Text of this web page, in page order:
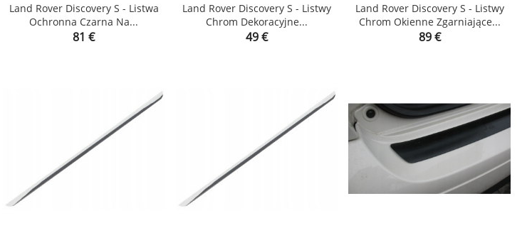
Land Rover Discovery S - Listwa
Ochronna Czarna Na...
Price
81 €
Land Rover Discovery S - Listwy
Chrom Dekoracyjne...
Price
49 €
Land Rover Discovery S - Listwy
Chrom Okienne Zgarniające...
Price
89 €